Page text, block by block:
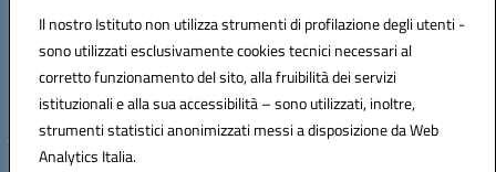
Il nostro Istituto non utilizza strumenti di profilazione degli utenti -
sono utilizzati esclusivamente cookies tecnici necessari al
corretto funzionamento del sito, alla fruibilità dei servizi
istituzionali e alla sua accessibilità – sono utilizzati, inoltre,
strumenti statistici anonimizzati messi a disposizione da Web
Analytics Italia.
Codice fiscale: 93066580817
Codice meccanografico:TPIS02200A
VIA CESARÒ, 36 - 91016 ERICE - CASA SANTA (TP)
Telefono: 0923569559